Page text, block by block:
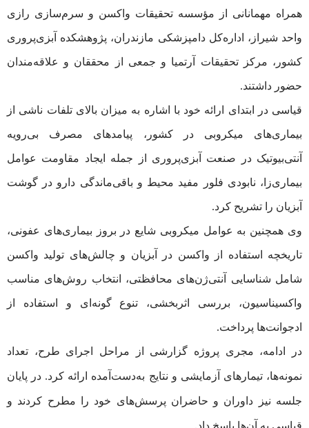
همراه مهمانانی از مؤسسه تحقیقات واکسن و سرم‌سازی رازی
واحد شیراز، اداره‌کل دامپزشکی مازندران، پژوهشکده آبزی‌پروری
کشور، مرکز تحقیقات آرتمیا و جمعی از محققان و علاقه‌مندان
حضور داشتند.
قیاسی در ابتدای ارائه خود با اشاره به میزان بالای تلفات ناشی از
بیماری‌های میکروبی در کشور، پیامدهای مصرف بی‌رویه
آنتی‌بیوتیک در صنعت آبزی‌پروری از جمله ایجاد مقاومت عوامل
بیماری‌زا، نابودی فلور مفید محیط و باقی‌ماندگی دارو در گوشت
آبزیان را تشریح کرد.
وی همچنین به عوامل میکروبی شایع در بروز بیماری‌های عفونی،
تاریخچه استفاده از واکسن در آبزیان و چالش‌های تولید واکسن
شامل شناسایی آنتی‌ژن‌های محافظتی، انتخاب روش‌های مناسب
واکسیناسیون، بررسی اثربخشی، تنوع گونه‌ای و استفاده از
ادجوانت‌ها پرداخت.
در ادامه، مجری پروژه گزارشی از مراحل اجرای طرح، تعداد
نمونه‌ها، تیمارهای آزمایشی و نتایج به‌دست‌آمده ارائه کرد. در پایان
جلسه نیز داوران و حاضران پرسش‌های خود را مطرح کردند و
قیاسی به آن‌ها پاسخ داد.